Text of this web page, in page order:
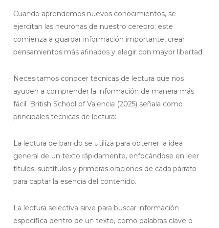
Cuando aprendemos nuevos conocimientos, se
ejercitan las neuronas de nuestro cerebro; este
comienza a guardar información importante, crear
pensamientos más afinados y elegir con mayor libertad.
Necesitamos conocer técnicas de lectura que nos
ayuden a comprender la información de manera más
fácil. British School of Valencia (2025) señala como
principales técnicas de lectura:
La lectura de barrido se utiliza para obtener la idea
general de un texto rápidamente, enfocándose en leer
títulos, subtítulos y primeras oraciones de cada párrafo
para captar la esencia del contenido.
La lectura selectiva sirve para buscar información
específica dentro de un texto, como palabras clave o